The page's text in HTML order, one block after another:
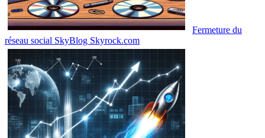
Fermeture du
réseau social SkyBlog Skyrock.com